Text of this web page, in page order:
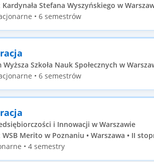
Stefana Wyszyńskiego w
• 6 semestrów
Szkoła Nauk Społecznych w
• 6 semestrów
i Innowacji w Warszawie
Merito w Poznaniu • Warszawa • II
• 4 semestry